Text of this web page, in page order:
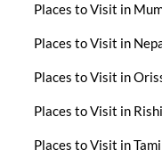
Places to Visit in
Places to Visit in
Places to Visit in
Places to Visit in
Places to Visit in